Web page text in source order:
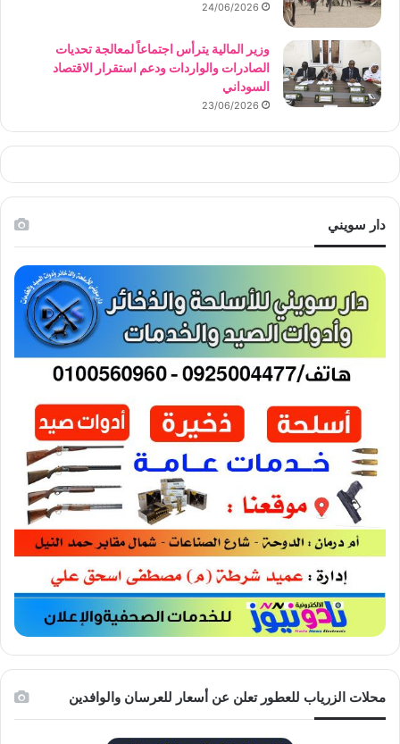
24/06/2026
وزير المالية يترأس اجتماعاً لمعالجة تحديات
الصادرات والواردات ودعم استقرار الاقتصاد
السوداني
23/06/2026
دار سويني
محلات الزرياب للعطور تعلن عن أسعار للعرسان والوافدين